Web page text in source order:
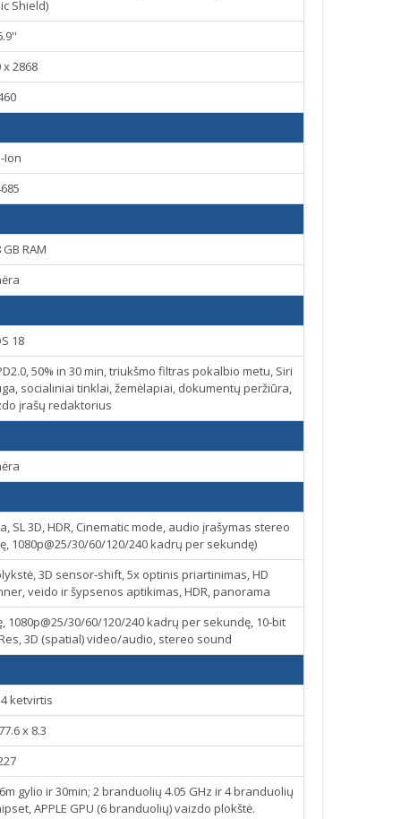
Shield)
x 2868
Ion
GB RAM
18
50% in 30 min, triukšmo filtras pokalbio metu, Siri
socialiniai tinklai, žemėlapiai, dokumentų peržiūra,
įrašų redaktorius
SL 3D, HDR, Cinematic mode, audio įrašymas stereo
1080p@25/30/60/120/240 kadrų per sekundę)
3D sensor‑shift, 5x optinis priartinimas, HD
veido ir šypsenos aptikimas, HDR, panorama
30/60/120/240 kadrų per sekundę, 10-bit
3D (spatial) video/audio, stereo sound
ketvirtis
x 8.3
gylio ir 30min; 2 branduolių 4.05 GHz ir 4 branduolių
APPLE GPU (6 branduolių) vaizdo plokštė.